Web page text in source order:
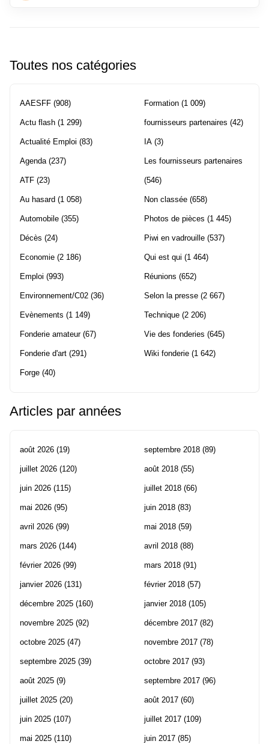
Toutes nos catégories
AAESFF (908)
Actu flash (1 299)
Actualité Emploi (83)
Agenda(237)
ATF (23)
Au hasard (1 058)
Automobile (355)
Décès (24)
Economie (2 186)
Emploi (993)
Environnement/C02 (36)
Evènements (1 149)
Fonderie amateur(67)
Fonderie d'art (291)
Forge (40)
Formation (1 009)
fournisseurs partenaires (42)
IA (3)
Les fournisseurs partenaires
(546)
Non classée (658)
Photos de pièces (1 445)
Piwi en vadrouille (537)
Qui est qui (1 464)
Réunions (652)
Selon la presse (2 667)
Technique (2 206)
Vie des fonderies (645)
Wiki fonderie (1 642)
Articles par années
août 2026 (19)
juillet 2026 (120)
juin 2026 (115)
mai 2026 (95)
avril 2026 (99)
mars 2026 (144)
février 2026 (99)
janvier 2026 (131)
décembre 2025 (160)
novembre 2025 (92)
octobre 2025 (47)
septembre 2025 (39)
août 2025 (9)
juillet 2025 (20)
juin 2025 (107)
mai 2025 (110)
septembre 2018 (89)
août 2018 (55)
juillet 2018 (66)
juin 2018 (83)
mai 2018 (59)
avril 2018 (88)
mars 2018 (91)
février 2018 (57)
janvier 2018 (105)
décembre 2017 (82)
novembre 2017 (78)
octobre 2017 (93)
septembre 2017 (96)
août 2017 (60)
juillet 2017 (109)
juin 2017 (85)